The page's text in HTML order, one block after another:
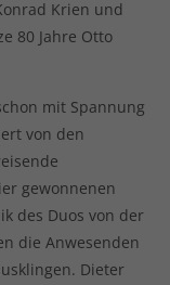
Krien und
80 Jahre Otto
mit Spannung
von den
gewonnenen
des Duos von der
die Anwesenden
Dieter